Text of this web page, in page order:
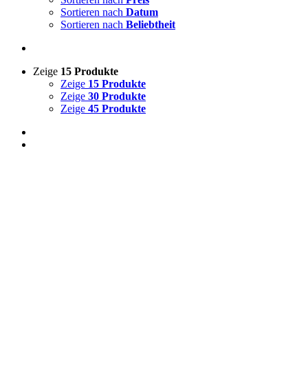
Sortieren nach Datum
Sortieren nach Beliebtheit
Zeige 15 Produkte
Zeige 15 Produkte
Zeige 30 Produkte
Zeige 45 Produkte